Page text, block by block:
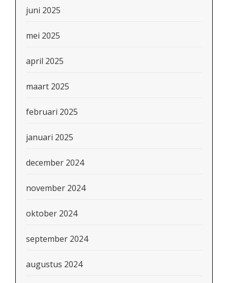
juni 2025
mei 2025
april 2025
maart 2025
februari 2025
januari 2025
december 2024
november 2024
oktober 2024
september 2024
augustus 2024